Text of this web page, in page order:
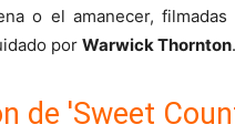
o el amanecer, filmadas
por Warwick Thornton.
de 'Sweet